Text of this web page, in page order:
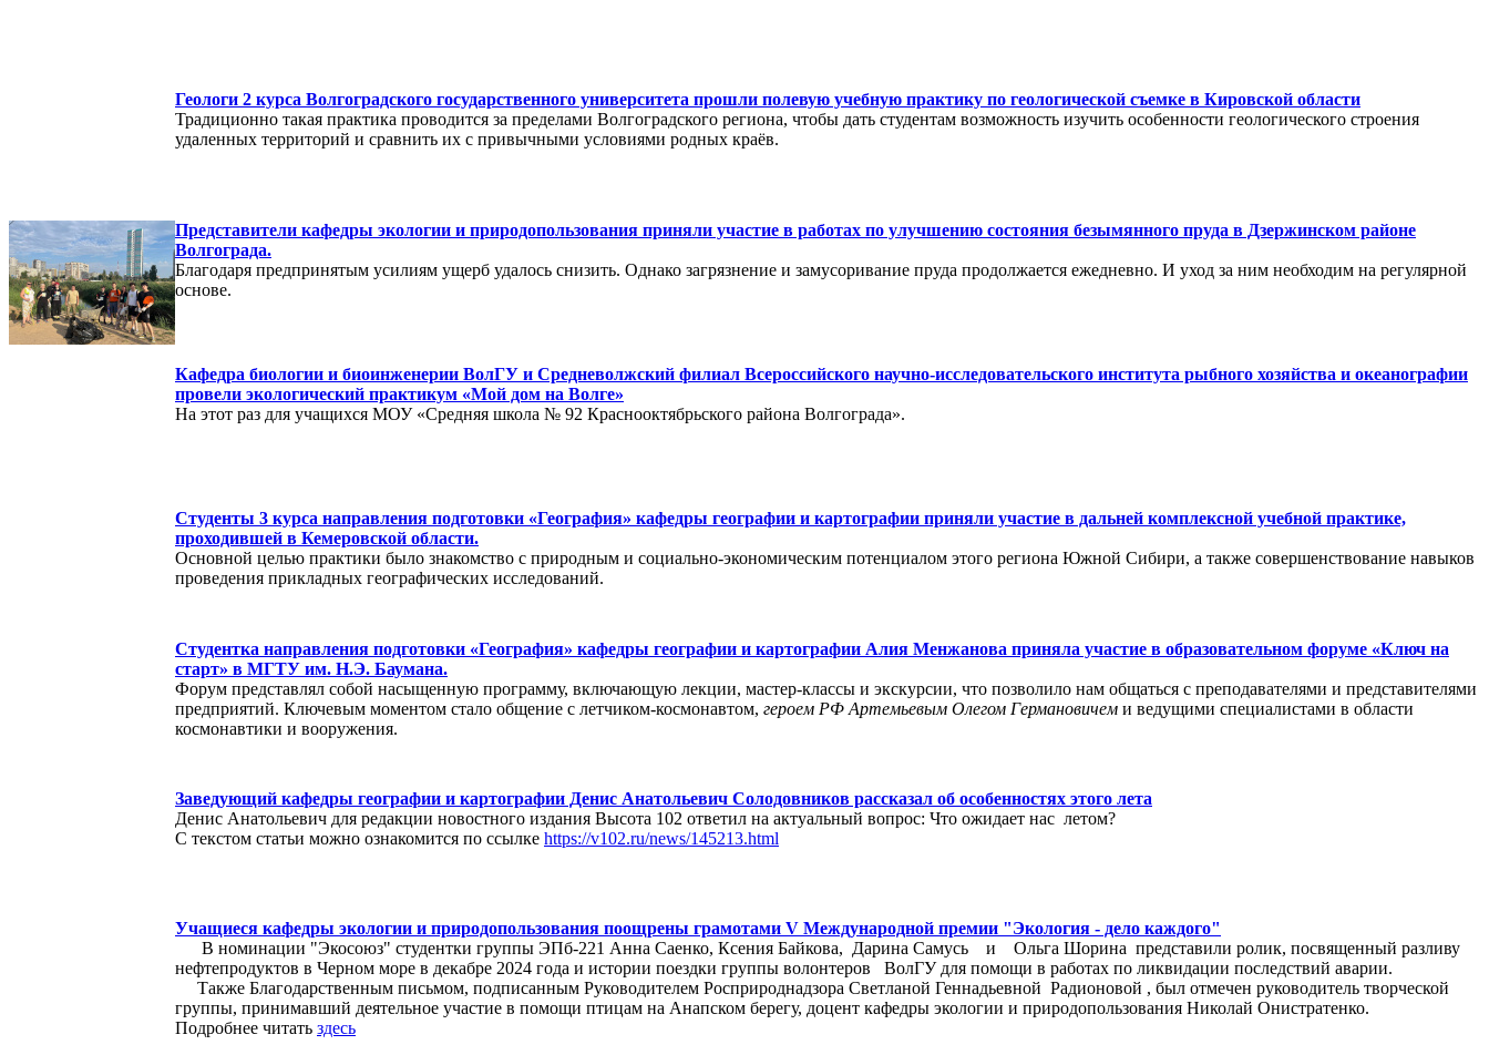
Геологи 2 курса Волгоградского государственного университета прошли полевую учебную практику по геологической съемке в Кировской области
Традиционно такая практика проводится за пределами Волгоградского региона, чтобы дать студентам возможность изучить особенности геологического строения
удаленных территорий и сравнить их с привычными условиями родных краёв.
Представители кафедры экологии и природопользования приняли участие в работах по улучшению состояния безымянного пруда в Дзержинском районе
Волгограда.
Благодаря предпринятым усилиям ущерб удалось снизить. Однако загрязнение и замусоривание пруда продолжается ежедневно. И уход за ним необходим на регулярной
основе.
Кафедра биологии и биоинженерии ВолГУ и Средневолжский филиал Всероссийского научно-исследовательского института рыбного хозяйства и океанографии
провели экологический практикум «Мой дом на Волге»
На этот раз для учащихся МОУ «Средняя школа № 92 Краснооктябрьского района Волгограда».
Студенты 3 курса направления подготовки «География» кафедры географии и картографии приняли участие в дальней комплексной учебной практике,
проходившей в Кемеровской области.
Основной целью практики было знакомство с природным и социально-экономическим потенциалом этого региона Южной Сибири, а также совершенствование навыков
проведения прикладных географических исследований.
Студентка направления подготовки «География» кафедры географии и картографии Алия Менжанова приняла участие в образовательном форуме «Ключ на
старт» в МГТУ им. Н.Э. Баумана.
Форум представлял собой насыщенную программу, включающую лекции, мастер-классы и экскурсии, что позволило нам общаться с преподавателями и представителями
предприятий. Ключевым моментом стало общение с летчиком-космонавтом, героем РФ Артемьевым Олегом Германовичем и ведущими специалистами в области
космонавтики и вооружения.
Заведующий кафедры географии и картографии Денис Анатольевич Солодовников рассказал об особенностях этого лета
Денис Анатольевич для редакции новостного издания Высота 102 ответил на актуальный вопрос: Что ожидает нас летом?
С текстом статьи можно ознакомится по ссылке https://v102.ru/news/145213.html
Учащиеся кафедры экологии и природопользования поощрены грамотами V Международной премии "Экология - дело каждого"
В номинации "Экосоюз" студентки группы ЭПб-221 Анна Саенко, Ксения Байкова, Дарина Самусь и Ольга Шорина представили ролик, посвященный разливу
нефтепродуктов в Черном море в декабре 2024 года и истории поездки группы волонтеров ВолГУ для помощи в работах по ликвидации последствий аварии.
Также Благодарственным письмом, подписанным Руководителем Росприроднадзора Светланой Геннадьевной Радионовой , был отмечен руководитель творческой
группы, принимавший деятельное участие в помощи птицам на Анапском берегу, доцент кафедры экологии и природопользования Николай Онистратенко.
Подробнее читать здесь